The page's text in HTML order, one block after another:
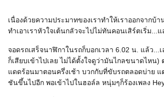
เนื่องด้วยความประมาทของเราทำให้เราออกจาก
ทำเอาเราหัวใจเต้นกลัวจะไปไม่ทันคอนเสิร์ตเริ่ม...
จอดรถเสร็จนาฬิกาในรถก็บอกเวลา 6.02 น. แล้ว
ก็เสียบเข้าไปเลย ไม่ได้ตั้งใจดูว่ามันไกลขนาดไห
ดดร้อนมาตอนครึ่งเช้า บวกกับที่ขับรถตลอดบ่าย แ
ชันขึ้นไปอีก พอเข้าไปในฮอล์ล หนุ่มๆก็ร้องเพลง